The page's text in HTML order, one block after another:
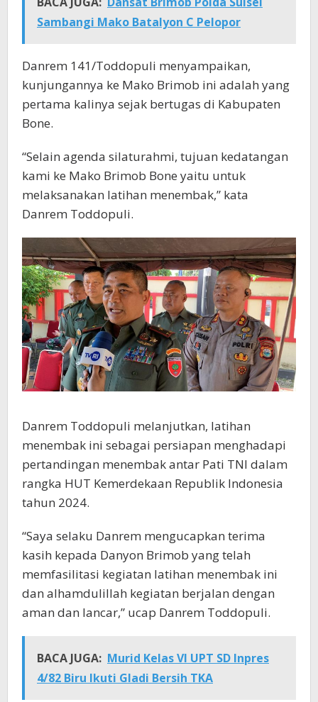
Sambangi Mako Batalyon C Pelopor
Danrem 141/Toddopuli menyampaikan,
kunjungannya ke Mako Brimob ini adalah yang
pertama kalinya sejak bertugas di Kabupaten
Bone.
“Selain agenda silaturahmi, tujuan kedatangan
kami ke Mako Brimob Bone yaitu untuk
melaksanakan latihan menembak,” kata
Danrem Toddopuli.
Danrem Toddopuli melanjutkan, latihan
menembak ini sebagai persiapan menghadapi
pertandingan menembak antar Pati TNI dalam
rangka HUT Kemerdekaan Republik Indonesia
tahun 2024.
“Saya selaku Danrem mengucapkan terima
kasih kepada Danyon Brimob yang telah
memfasilitasi kegiatan latihan menembak ini
dan alhamdulillah kegiatan berjalan dengan
aman dan lancar,” ucap Danrem Toddopuli.
BACA JUGA: Murid Kelas VI UPT SD Inpres
4/82 Biru Ikuti Gladi Bersih TKA